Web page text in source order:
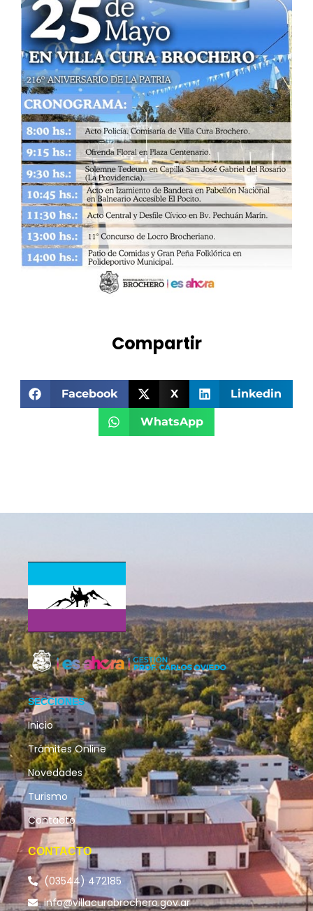
Compartir
Facebook X Linkedin
WhatsApp
SECCIONES
Inicio
Trámites Online
Novedades
Turismo
Contacto
CONTACTO
(03544) 472185
info@villacurabrochero.gov.ar